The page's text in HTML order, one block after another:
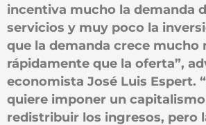
incentiva mucho la demanda
servicios y muy poco la
que la demanda crece mucho
rápidamente que la oferta”,
economista José Luis Espert.
quiere imponer un
redistribuir los ingresos, pero